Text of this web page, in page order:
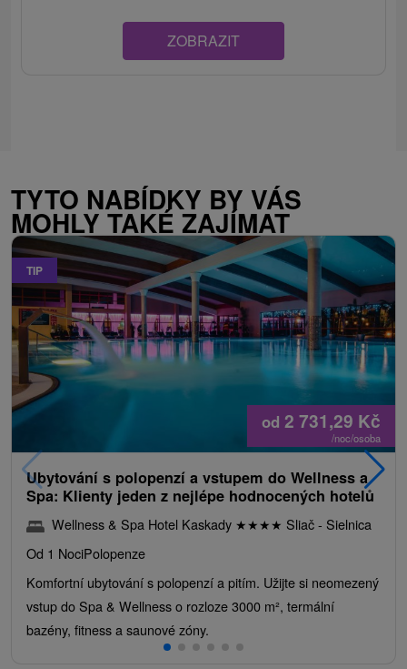
ZOBRAZIT
TYTO NABÍDKY BY VÁS
MOHLY TAKÉ ZAJÍMAT
TIP
od 2 731,29 Kč
/noc/osoba
Ubytování s polopenzí a vstupem do Wellness a
Spa: Klienty jeden z nejlépe hodnocených hotelů
Wellness & Spa Hotel Kaskady ★★★★ Sliač - Sielnica
Od 1 NociPolopenze
Komfortní ubytování s polopenzí a pitím. Užijte si neomezený
vstup do Spa & Wellness o rozloze 3000 m², termální
bazény, fitness a saunové zóny.